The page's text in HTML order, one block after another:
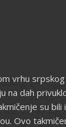
vrhu
dah
su
Ovo